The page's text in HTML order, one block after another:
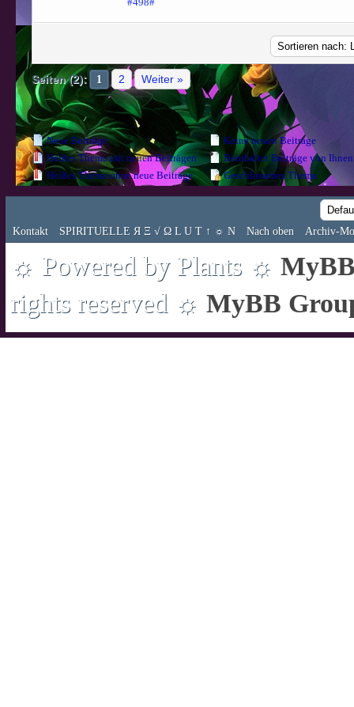
Seiten (2): 1 2 Weiter »
Neue Beiträge
Heißes Thema mit neuen Beiträgen
Heißes Thema ohne neue Beiträge
Keine neuen Beiträge
Beinhaltet Beiträge von Ihnen
Geschlossenes Thema
Kontakt SPIRITUELLE Я Ξ √ Ω L U T ↑ ☼ N Nach oben Archiv-
☼ Powered by Plants ☼
rights reserved ☼ MyBB